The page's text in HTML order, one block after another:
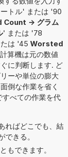
トル' または '90
-> グラム
' または '78
は '45 Worsted
算機は元の数値
に判断します. ど
ーや単位の膨大
倒な作業を省く
べての作業を代
ればどこでも、結
きる。
もできます。